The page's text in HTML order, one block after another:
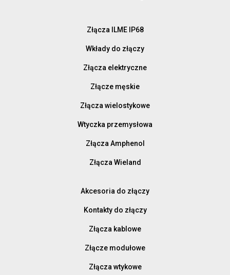
Złącza ILME IP68
Wkłady do złączy
Złącza elektryczne
Złącze męskie
Złącza wielostykowe
Wtyczka przemysłowa
Złącza Amphenol
Złącza Wieland
Akcesoria do złączy
Kontakty do złączy
Złącza kablowe
Złącze modułowe
Złącza wtykowe